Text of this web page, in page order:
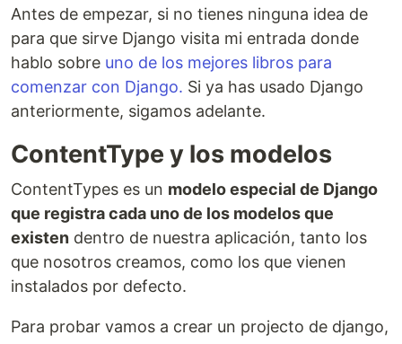
Antes de empezar, si no tienes ninguna idea de
para que sirve Django visita mi entrada donde
hablo sobre uno de los mejores libros para
comenzar con Django. Si ya has usado Django
anteriormente, sigamos adelante.
ContentType y los modelos
ContentTypes es un modelo especial de Django
que registra cada uno de los modelos que
existen dentro de nuestra aplicación, tanto los
que nosotros creamos, como los que vienen
instalados por defecto.
Para probar vamos a crear un projecto de django,